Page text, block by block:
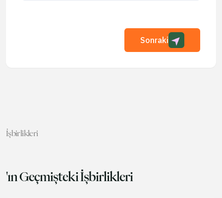
Sonraki
İşbirlikleri
'ın Geçmişteki İşbirlikleri